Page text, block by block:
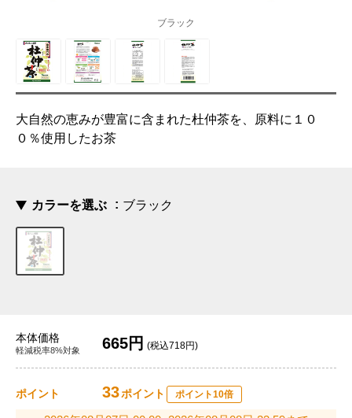
ブラック
大自然の恵みが豊富に含まれた杜仲茶を、原料に１０
０％使用したお茶
カラーを選ぶ ブラック
本体価格
軽減税率8%対象 665円 (税込718円)
ポイント 33ポイント ポイント10倍